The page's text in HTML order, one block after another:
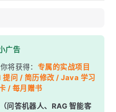
什么？
哪个？
广告
将获得： 专属的实战项目
提问 / 简历修改 / Java 学习
/ 每月赠书
问答机器人、RAG 智能客